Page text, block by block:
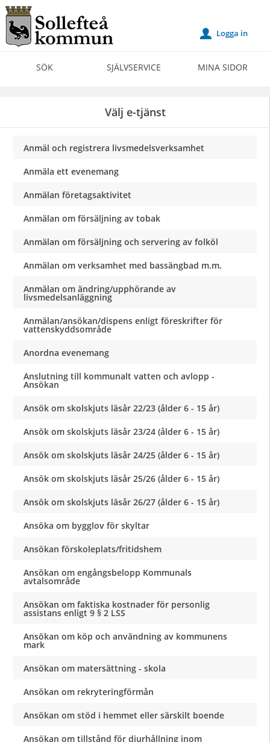
Välkommen
till
Självservice
Sollefteå
SÖK SJÄLVSERVICE MINA SIDOR
u Logga in
Välj e-tjänst
Anmäl och registrera livsmedelsverksamhet
Anmäla ett evenemang
Anmälan företagsaktivitet
Anmälan om försäljning av tobak
Anmälan om försäljning och servering av folköl
Anmälan om verksamhet med bassängbad m.m.
Anmälan om ändring/upphörande av
livsmedelsanläggning
Anmälan/ansökan/dispens enligt föreskrifter för
vattenskyddsområde
Anordna evenemang
Anslutning till kommunalt vatten och avlopp -
Ansökan
Ansök om skolskjuts läsår 22/23 (ålder 6 - 15 år)
Ansök om skolskjuts läsår 23/24 (ålder 6 - 15 år)
Ansök om skolskjuts läsår 24/25 (ålder 6 - 15 år)
Ansök om skolskjuts läsår 25/26 (ålder 6 - 15 år)
Ansök om skolskjuts läsår 26/27 (ålder 6 - 15 år)
Ansöka om bygglov för skyltar
Ansökan förskoleplats/fritidshem
Ansökan om engångsbelopp Kommunals
avtalsområde
Ansökan om faktiska kostnader för personlig
assistans enligt 9 § 2 LSS
Ansökan om köp och användning av kommunens
mark
Ansökan om matersättning - skola
Ansökan om rekryteringförmån
Ansökan om stöd i hemmet eller särskilt boende
Ansökan om tillstånd för djurhållning inom